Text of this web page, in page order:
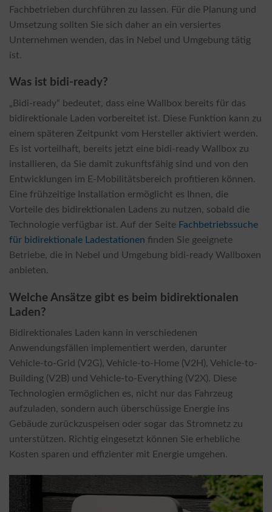
Fachbetrieben durchführen zu lassen. Für die Planung und
Umsetzung sollten Sie sich daher an ein versiertes
Unternehmen wenden, das in Nebel und Umgebung tätig
ist.
Was ist bidi-ready?
„Bidi-ready“ bedeutet, dass eine Wallbox bereits für das
bidirektionale Laden vorbereitet ist. Diese Funktion kann zu
einem späteren Zeitpunkt vom Hersteller aktiviert werden.
Es ist vorteilhaft, bereits jetzt eine bidi-ready Wallbox zu
installieren, da Sie damit zukunftsfähig sind und von den
Entwicklungen im E-Mobilitätsbereich profitieren können.
Eine frühzeitige Installation ermöglicht es Ihnen, die
Vorteile des bidirektionalen Ladens zu nutzen, sobald die
Technologie verfügbar ist. Auf der Seite Fachbetriebssuche
für bidirektionale Ladestationen finden Sie geeignete
Betriebe, die in Nebel und Umgebung bidi-ready Wallboxen
anbieten.
Welche Ansätze gibt es beim bidirektionalen
Laden?
Bidirektionales Laden kann in verschiedenen
Anwendungsfällen implementiert werden, darunter
Vehicle-to-Grid (V2G), Vehicle-to-Home (V2H), Vehicle-to-
Building (V2B) und Vehicle-to-Everything (V2X). Diese
Technologien ermöglichen es, nicht nur das Fahrzeug
aufzuladen, sondern auch überschüssige Energie ins
Gebäude zurückzuspeisen oder sogar das Stromnetz zu
unterstützen. Richtig eingesetzt können Sie erhebliche
Kosten sparen und effizienter mit Energie umgehen.